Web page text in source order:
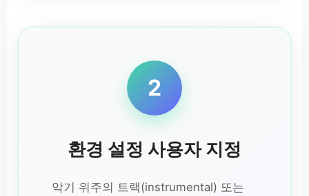
2
환경 설정 사용자 지정
악기 위주의 트랙(instrumental) 또는